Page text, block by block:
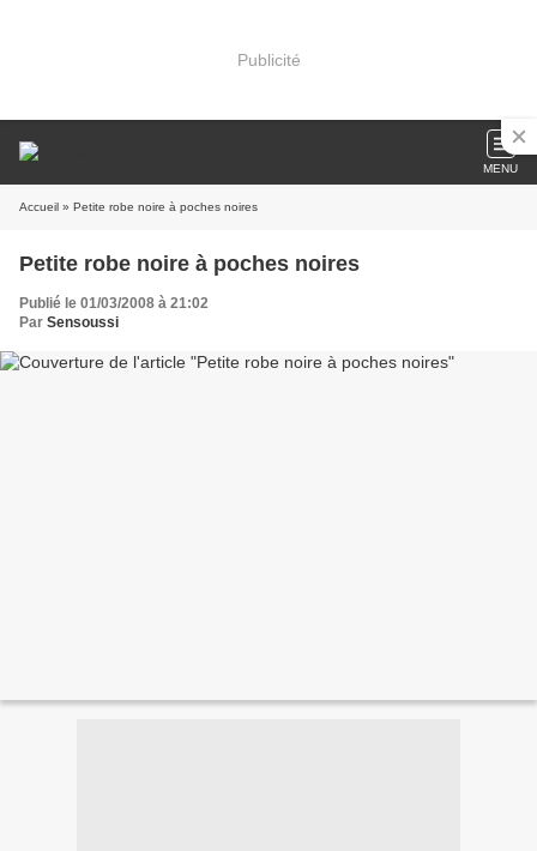
Publicité
MENU
Accueil » Petite robe noire à poches noires
Petite robe noire à poches noires
Publié le 01/03/2008 à 21:02
Par Sensoussi